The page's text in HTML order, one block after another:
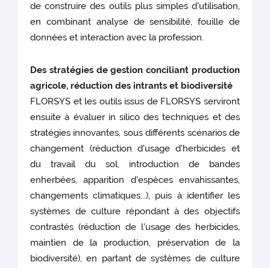
de construire des outils plus simples d'utilisation,
en combinant analyse de sensibilité, fouille de
données et interaction avec la profession.
Des stratégies de gestion conciliant production
agricole, réduction des intrants et biodiversité
FLORSYS et les outils issus de FLORSYS serviront
ensuite à évaluer in silico des techniques et des
stratégies innovantes, sous différents scénarios de
changement (réduction d'usage d'herbicides et
du travail du sol, introduction de bandes
enherbées, apparition d'espèces envahissantes,
changements climatiques...), puis à identifier les
systèmes de culture répondant à des objectifs
contrastés (réduction de l'usage des herbicides,
maintien de la production, préservation de la
biodiversité), en partant de systèmes de culture